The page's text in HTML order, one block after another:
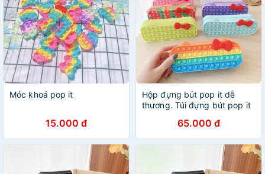
Móc khoá pop it
15.000 đ
Hộp đựng bút pop it dễ
thương. Túi đựng bút pop it
65.000 đ